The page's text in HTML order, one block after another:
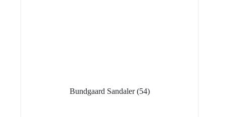
Bundgaard Sandaler(54)